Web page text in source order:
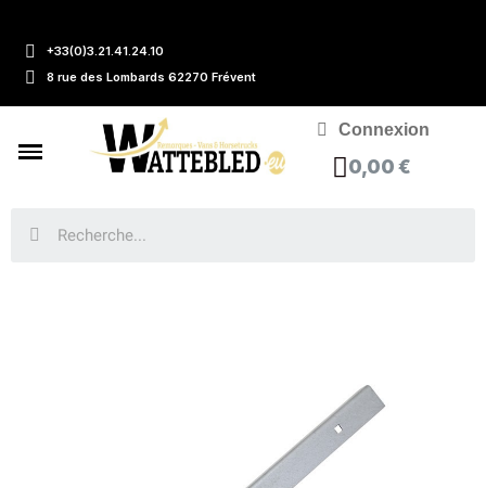
+33(0)3.21.41.24.10
8 rue des Lombards 62270 Frévent
Connexion
0,00 €